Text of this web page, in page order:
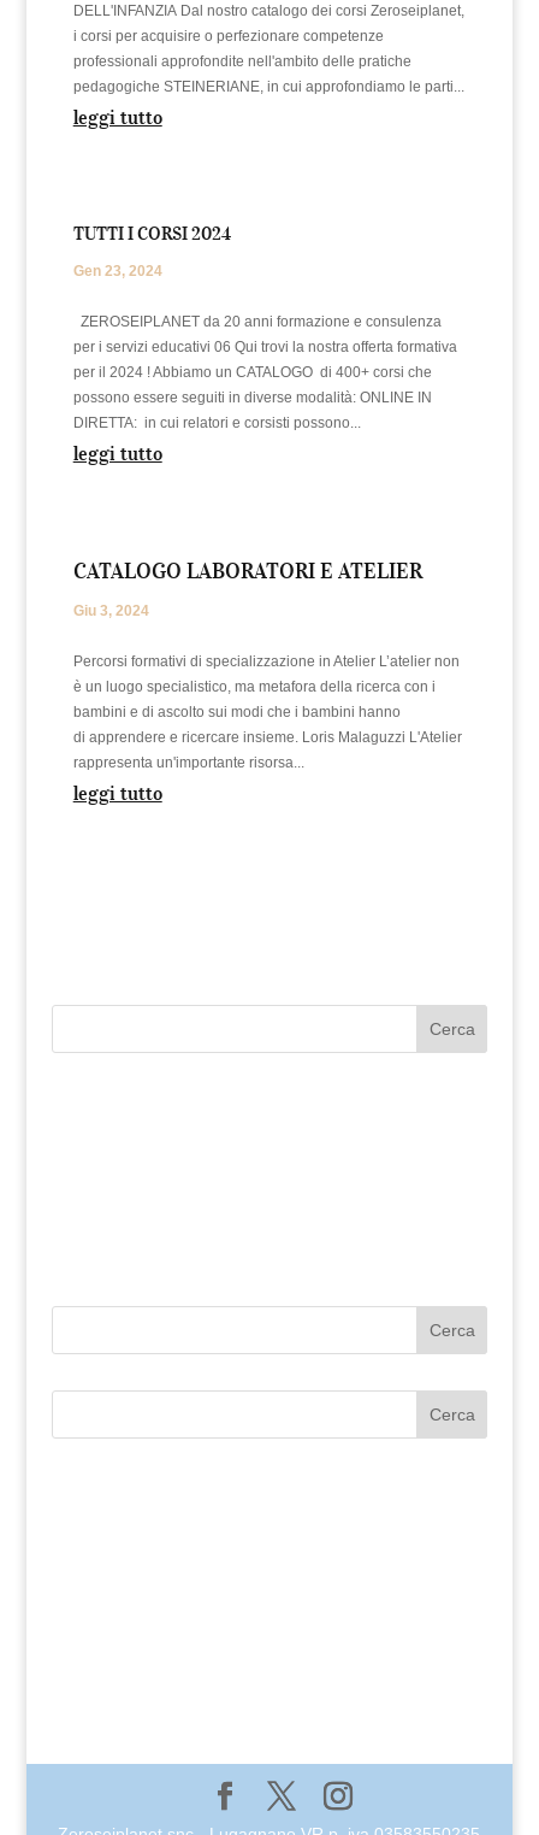
DELL'INFANZIA Dal nostro catalogo dei corsi Zeroseiplanet,
i corsi per acquisire o perfezionare competenze
professionali approfondite nell'ambito delle pratiche
pedagogiche STEINERIANE, in cui approfondiamo le parti...
leggi tutto
TUTTI I CORSI 2024
Gen 23, 2024
ZEROSEIPLANET da 20 anni formazione e consulenza
per i servizi educativi 06 Qui trovi la nostra offerta formativa
per il 2024 ! Abbiamo un CATALOGO di 400+ corsi che
possono essere seguiti in diverse modalità: ONLINE IN
DIRETTA: in cui relatori e corsisti possono...
leggi tutto
CATALOGO LABORATORI E ATELIER
Giu 3, 2024
Percorsi formativi di specializzazione in Atelier L’atelier non
è un luogo specialistico, ma metafora della ricerca con i
bambini e di ascolto sui modi che i bambini hanno
di apprendere e ricercare insieme. Loris Malaguzzi L'Atelier
rappresenta un'importante risorsa...
leggi tutto
Cerca
Cerca
Cerca